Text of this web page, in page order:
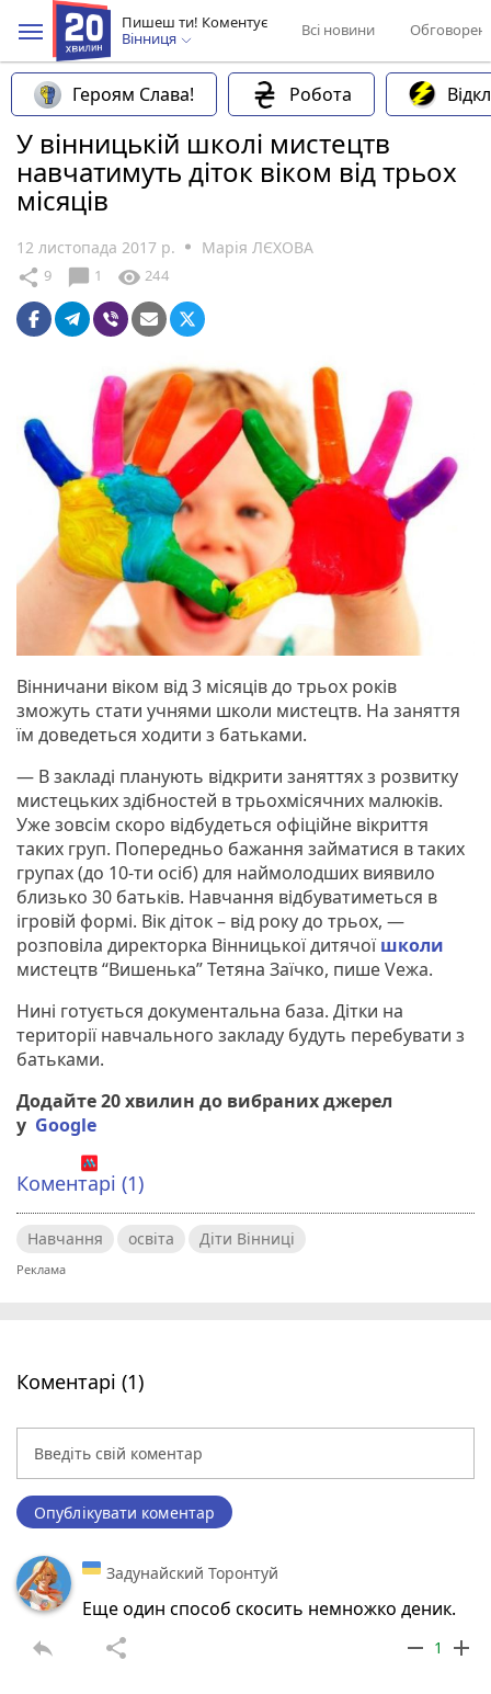
Пишеш ти! Коментує
Вінниця
Всі новини
Героям Слава! Робота
У вінницькій школі мистецтв
навчатимуть діток віком від трьох
місяців
12 листопада 2017 р. Марія ЛЄХОВА
share 9 chat_bubble 1 visibility 244
Вінничани віком від 3 місяців до трьох років
зможуть стати учнями школи мистецтв. На заняття
їм доведеться ходити з батьками.
— В закладі планують відкрити заняттях з розвитку
мистецьких здібностей в трьохмісячних малюків.
Уже зовсім скоро відбудеться офіційне вікриття
таких груп. Попередньо бажання займатися в таких
групах (до 10-ти осіб) для наймолодших виявило
близько 30 батьків. Навчання відбуватиметься в
ігровій формі. Вік діток – від року до трьох, —
розповіла директорка Вінницької дитячоїшколи
мистецтв “Вишенька” Тетяна Заїчко, пише Vежа.
Нині готується документальна база. Дітки на
території навчального закладу будуть перебувати з
батьками.
Додайте 20 хвилин до вибраних джерел
у Google
Коментарі (1)
Навчання освіта Діти Вінниці
Коментарі (1)
Опублікувати коментар
Задунайский Торонтуй
Еще один способ скосить немножко деник.
reply share remove 1 add